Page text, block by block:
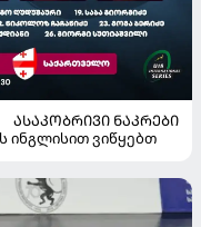
ᲐᲡᲐᲙᲝᲑᲠᲘᲕᲘ ᲜᲐᲙᲠᲔᲑᲘ
ინგლისით ვიწყებთ